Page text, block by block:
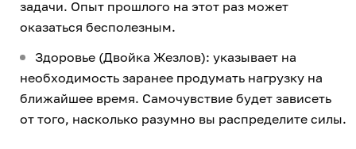
задачи. Опыт прошлого на этот раз может
оказаться бесполезным.
Здоровье (Двойка Жезлов): указывает на
необходимость заранее продумать нагрузку на
ближайшее время. Самочувствие будет зависеть
от того, насколько разумно вы распределите силы.